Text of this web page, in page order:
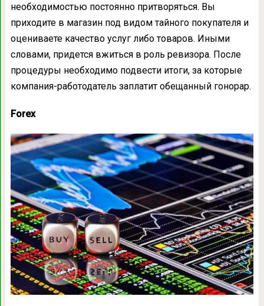
необходимостью постоянно притворяться. Вы
приходите в магазин под видом тайного покупателя и
оцениваете качество услуг либо товаров. Иными
словами, придется вжиться в роль ревизора. После
процедуры необходимо подвести итоги, за которые
компания-работодатель заплатит обещанный гонорар.
Forex